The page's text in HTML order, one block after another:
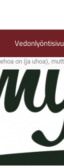
on (ja uhoa),